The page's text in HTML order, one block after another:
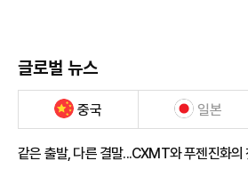
글로벌 뉴스
중국 일본
같은 출발, 다른 결말...CXMT와 푸젠진화의